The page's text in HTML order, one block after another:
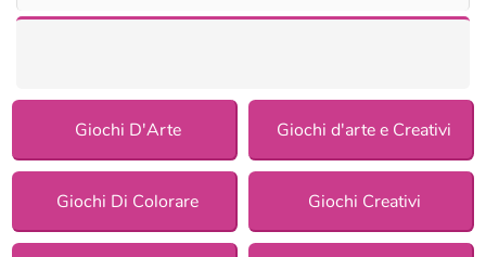
Giochi D'Arte Giochi d'arte e Creativi
Giochi Di Colorare Giochi Creativi